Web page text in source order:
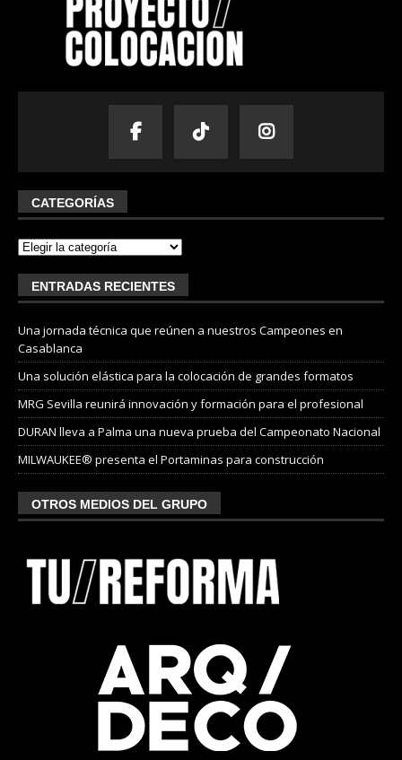
CATEGORÍAS
ENTRADAS RECIENTES
Una jornada técnica que reúnen a nuestros Campeones en
Casablanca
Una solución elástica para la colocación de grandes formatos
MRG Sevilla reunirá innovación y formación para el profesional
DURAN lleva a Palma una nueva prueba del Campeonato Nacional
MILWAUKEE® presenta el Portaminas para construcción
OTROS MEDIOS DEL GRUPO